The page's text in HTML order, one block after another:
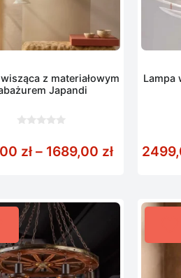
od 1747,00 zł do 2629,00
z materiałowym
Japandi
5 zł – 1689,00 złZakres
Lampa